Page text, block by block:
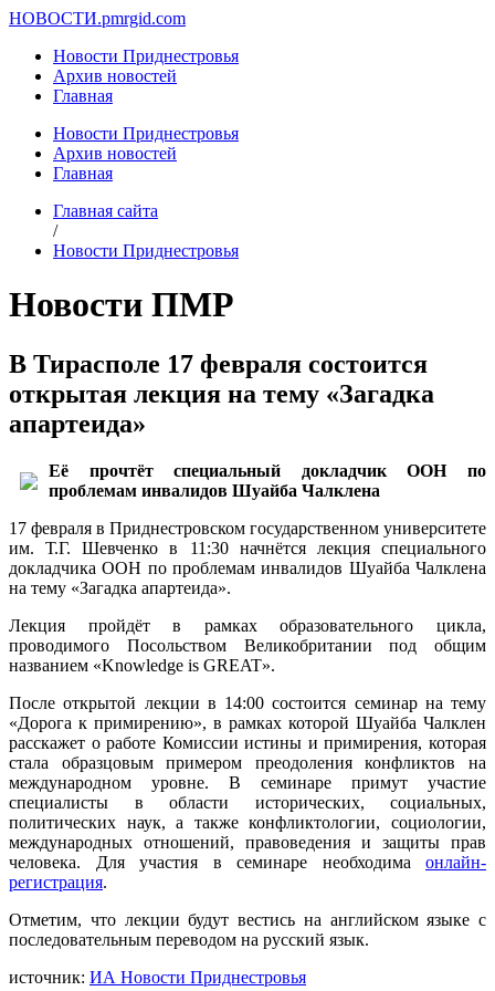
НОВОСТИ.pmrgid.com
Новости Приднестровья
Архив новостей
Главная
Новости Приднестровья
Архив новостей
Главная
Главная сайта
/
Новости Приднестровья
Новости ПМР
В Тирасполе 17 февраля состоится
открытая лекция на тему «Загадка
апартеида»
Её прочтёт специальный докладчик ООН по
проблемам инвалидов Шуайба Чалклена
17 февраля в Приднестровском государственном университете
им. Т.Г. Шевченко в 11:30 начнётся лекция специального
докладчика ООН по проблемам инвалидов Шуайба Чалклена
на тему «Загадка апартеида».
Лекция пройдёт в рамках образовательного цикла,
проводимого Посольством Великобритании под общим
названием «Knowledge is GREAT».
После открытой лекции в 14:00 состоится семинар на тему
«Дорога к примирению», в рамках которой Шуайба Чалклен
расскажет о работе Комиссии истины и примирения, которая
стала образцовым примером преодоления конфликтов на
международном уровне. В семинаре примут участие
специалисты в области исторических, социальных,
политических наук, а также конфликтологии, социологии,
международных отношений, правоведения и защиты прав
человека. Для участия в семинаре необходима онлайн-
регистрация.
Отметим, что лекции будут вестись на английском языке с
последовательным переводом на русский язык.
источник: ИА Новости Приднестровья